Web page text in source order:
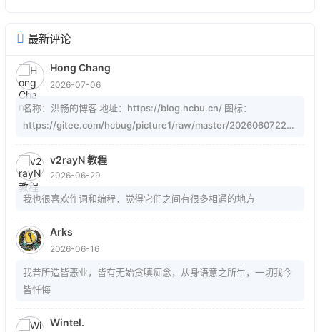
最新评论
Hong Chang
2026-07-06
名称：洪畅的博客 地址：https://blog.hcbu.cn/ 图标：
https://gitee.com/hcbug/picture1/raw/master/20260607223
https://blog.hcbu.cn/atom.xml
v2rayN 教程
2026-06-29
我也很喜欢作词和编程，觉得它们之间有很多相通的地方
Arks
2026-06-16
我昔所造皆恶业，皆有无始贪嗔痴念，从身语意之所生，一切我今
皆忏悔
Wintel.